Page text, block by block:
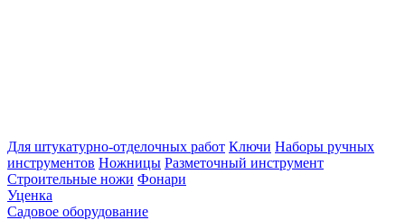
Для штукатурно-отделочных работ Ключи Наборы ручных
инструментов Ножницы Разметочный инструмент
Строительные ножи Фонари
Уценка
Садовое оборудование